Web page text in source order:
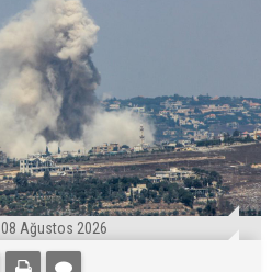
08 Ağustos 2026